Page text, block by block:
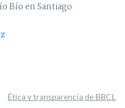
Bío en Santiago
Ética y transparencia de BBCL